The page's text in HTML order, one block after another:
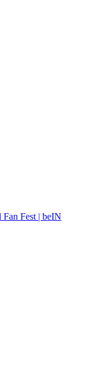
Fan Fest | beIN